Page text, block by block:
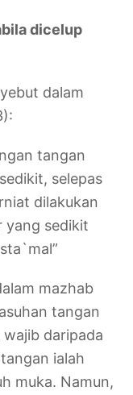
dicelup
dalam
tangan
selepas
dilakukan
yang sedikit
mazhab
tangan
wajib daripada
ialah
muka. Namun,